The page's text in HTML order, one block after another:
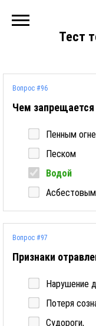
Тест
Вопрос #96
Чем
Пенным
Песком
Водой
Вопрос #97
Признаки
Нарушение
Потеря
Судороги,